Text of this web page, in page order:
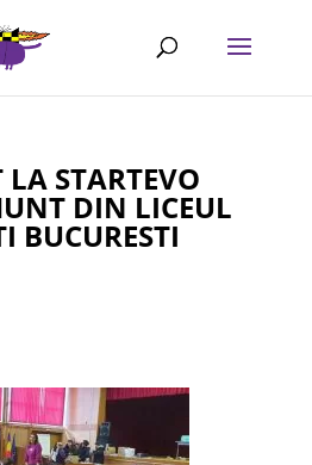
STARTEVO
DIN LICEUL
BUCURESTI